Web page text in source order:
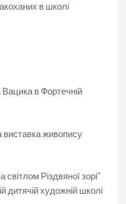
в школі
в Фортечній
виставка живопису
Різдвяної зорі”
дитячій художній школі